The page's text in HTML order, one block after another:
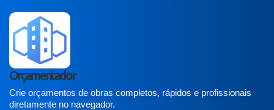
Orçamentador
Crie orçamentos de obras completos, rápidos e profissionais
diretamente no navegador.